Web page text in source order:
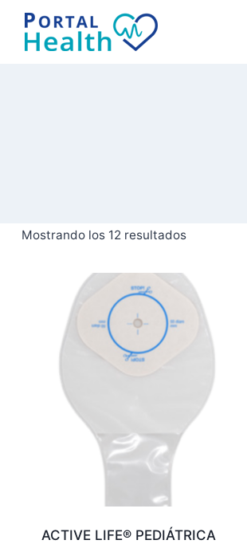
Saltar
contenido
Mostrando los 12 resultados
ACTIVE LIFE® PEDIÁTRICA